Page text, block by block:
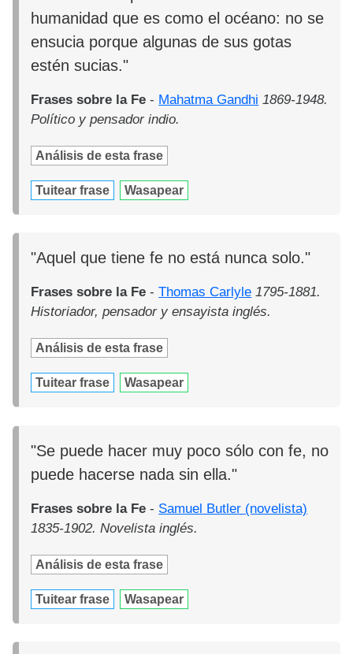
humanidad que es como el océano: no se
ensucia porque algunas de sus gotas
estén sucias."
Frases sobre la Fe - Mahatma Gandhi 1869-1948.
Político y pensador indio.
Análisis de esta frase
Tuitear frase Wasapear
"Aquel que tiene fe no está nunca solo."
Frases sobre la Fe -Thomas Carlyle 1795-1881.
Historiador, pensador y ensayista inglés.
Análisis de esta frase
Tuitear frase Wasapear
"Se puede hacer muy poco sólo con fe, no
puede hacerse nada sin ella."
Frases sobre la Fe - Samuel Butler (novelista)
1835-1902. Novelista inglés.
Análisis de esta frase
Tuitear frase Wasapear